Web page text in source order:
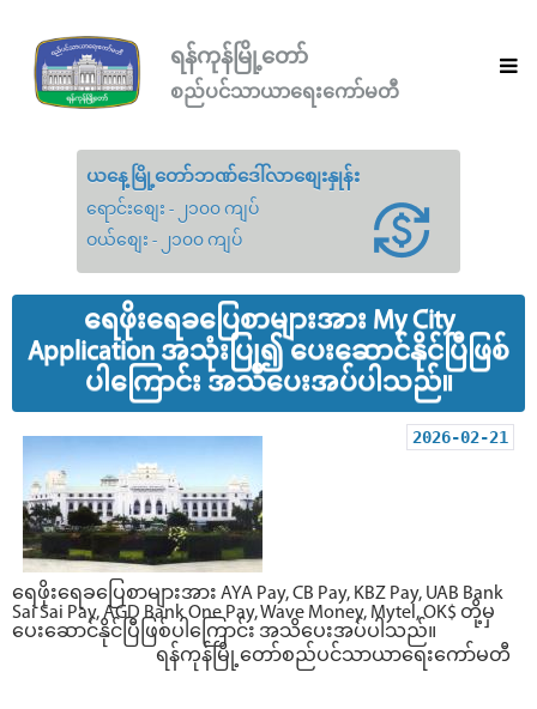
ရန်ကုန်မြို့တော်
စည်ပင်သာယာရေးကော်မတီ
ယနေ့မြို့တော်ဘဏ်ဒေါ်လာစျေးနှုန်း
ရောင်းစျေး - ၂၁၀၀ ကျပ်
ဝယ်စျေး - ၂၁၀၀ ကျပ်
ရေဖိုးရေခပြေစာများအား My City
Application အသုံးပြု၍ ပေးဆောင်နိုင်ပြီဖြစ်
ပါကြောင်း အသိပေးအပ်ပါသည်။
2026-02-21
ရေဖိုးရေခပြေစာများအား AYA Pay, CB Pay, KBZ Pay, UAB Bank
Sai Sai Pay, AGD Bank One Pay, Wave Money, Mytel, OK$ တို့မှ
ပေးဆောင်နိုင်ပြီဖြစ်ပါကြောင်း အသိပေးအပ်ပါသည်။
ရန်ကုန်မြို့တော်စည်ပင်သာယာရေးကော်မတီ